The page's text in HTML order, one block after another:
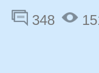
348